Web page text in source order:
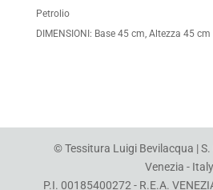
Petrolio
DIMENSIONI: Base 45 cm, Altezza 45 cm
© Tessitura Luigi Bevilacqua |
Venezia - Italy
P.I. 00185400272 - R.E.A.